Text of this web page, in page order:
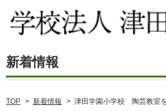
TOP > 新着情報 > 津田学園小学校 陶芸教室を